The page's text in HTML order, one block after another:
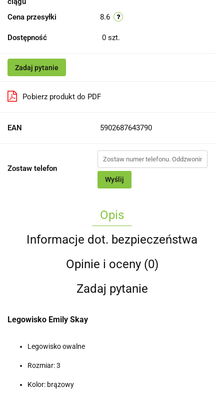
Cena przesyłki
8.6
Dostępność 0 szt.
Zadaj pytanie
Pobierz produkt do PDF
EAN 5902687643790
Zostaw telefon
Wyślij
Opis
Informacje dot. bezpieczeństwa
Opinie i oceny (0)
Zadaj pytanie
Legowisko Emily Skay
Legowisko owalne
Rozmiar: 3
Kolor: brązowy